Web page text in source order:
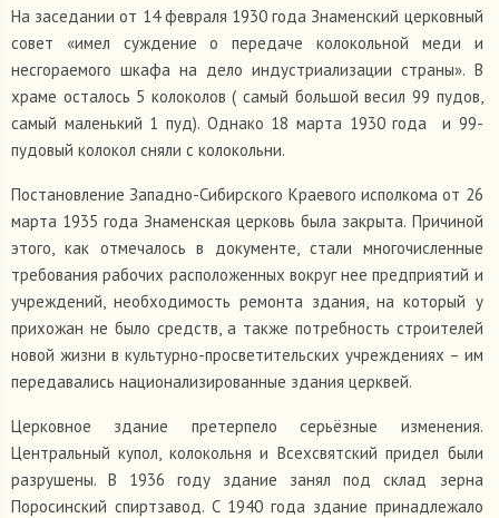
На заседании от 14 февраля 1930 года Знаменский церковный
совет «имел суждение о передаче колокольной меди и
несгораемого шкафа на дело индустриализации страны». В
храме осталось 5 колоколов ( самый большой весил 99 пудов,
самый маленький 1 пуд). Однако 18 марта 1930 года и 99-
пудовый колокол сняли с колокольни.
Постановление Западно-Сибирского Краевого исполкома от 26
марта 1935 года Знаменская церковь была закрыта. Причиной
этого, как отмечалось в документе, стали многочисленные
требования рабочих расположенных вокруг нее предприятий и
учреждений, необходимость ремонта здания, на который у
прихожан не было средств, а также потребность строителей
новой жизни в культурно-просветительских учреждениях – им
передавались национализированные здания церквей.
Церковное здание претерпело серьёзные изменения.
Центральный купол, колокольня и Всехсвятский придел были
разрушены. В 1936 году здание занял под склад зерна
Поросинский спиртзавод. С 1940 года здание принадлежало